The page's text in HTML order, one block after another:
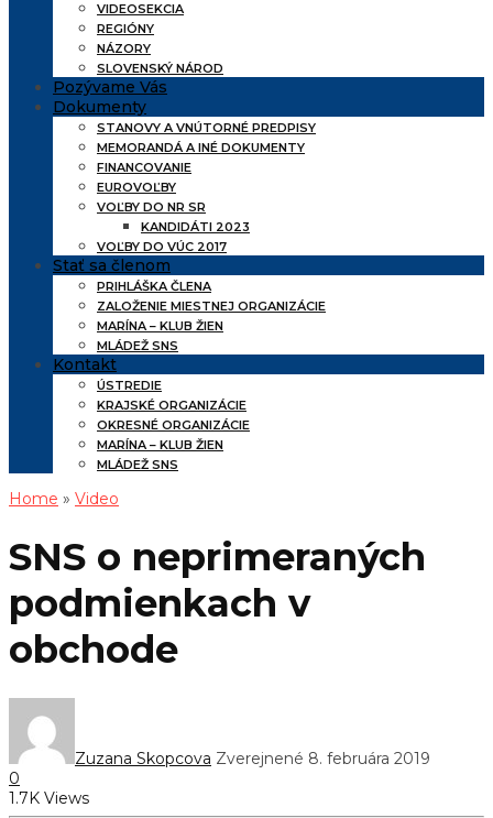
VIDEOSEKCIA
REGIÓNY
NÁZORY
SLOVENSKÝ NÁROD
Pozývame Vás
Dokumenty
STANOVY A VNÚTORNÉ PREDPISY
MEMORANDÁ A INÉ DOKUMENTY
FINANCOVANIE
EUROVOĽBY
VOĽBY DO NR SR
KANDIDÁTI 2023
VOĽBY DO VÚC 2017
Stať sa členom
PRIHLÁŠKA ČLENA
ZALOŽENIE MIESTNEJ ORGANIZÁCIE
MARÍNA – KLUB ŽIEN
MLÁDEŽ SNS
Kontakt
ÚSTREDIE
KRAJSKÉ ORGANIZÁCIE
OKRESNÉ ORGANIZÁCIE
MARÍNA – KLUB ŽIEN
MLÁDEŽ SNS
Home » Video
SNS o neprimeraných
podmienkach v
obchode
Zuzana Skopcova Zverejnené 8. februára 2019
0
1.7K Views